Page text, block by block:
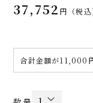
37,752 税込
合計金額が11,000